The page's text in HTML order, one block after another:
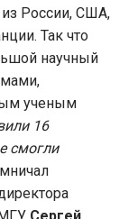
России, США,
Так что
научный
ученым
16
смогли